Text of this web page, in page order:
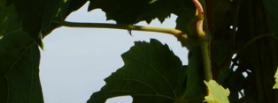
Fusszeile